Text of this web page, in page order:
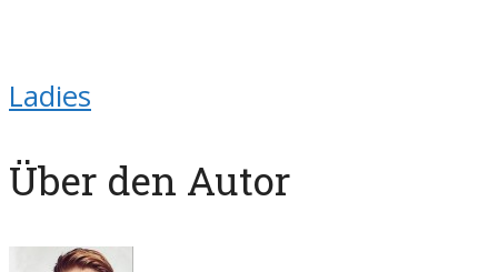
Ladies
Über den Autor